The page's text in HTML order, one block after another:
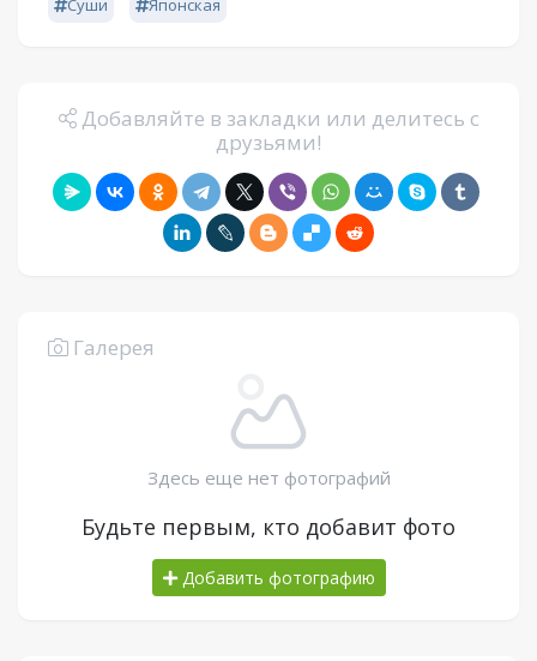
Суши Японская
Добавляйте в закладки или делитесь с
друзьями!
Галерея
Здесь еще нет фотографий
Будьте первым, кто добавит фото
Добавить фотографию